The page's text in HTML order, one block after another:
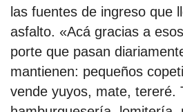
las fuentes de ingreso que
asfalto. «Acá gracias a
porte que pasan
mantienen: pequeños
vende yuyos, mate, tereré.